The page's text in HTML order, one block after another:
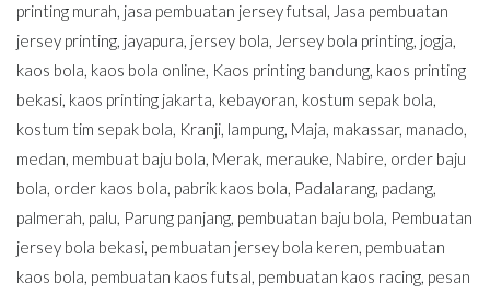
printing murah, jasa pembuatan jersey futsal, Jasa pembuatan
jersey printing, jayapura, jersey bola, Jersey bola printing, jogja,
kaos bola, kaos bola online, Kaos printing bandung, kaos printing
bekasi, kaos printing jakarta, kebayoran, kostum sepak bola,
kostum tim sepak bola, Kranji, lampung, Maja, makassar, manado,
medan, membuat baju bola, Merak, merauke, Nabire, order baju
bola, order kaos bola, pabrik kaos bola, Padalarang, padang,
palmerah, palu, Parung panjang, pembuatan baju bola, Pembuatan
jersey bola bekasi, pembuatan jersey bola keren, pembuatan
kaos bola, pembuatan kaos futsal, pembuatan kaos racing, pesan